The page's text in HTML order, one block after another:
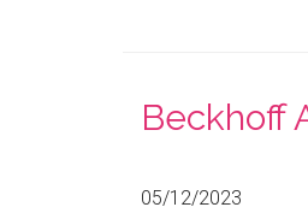
Beckhoff
05/12/2023